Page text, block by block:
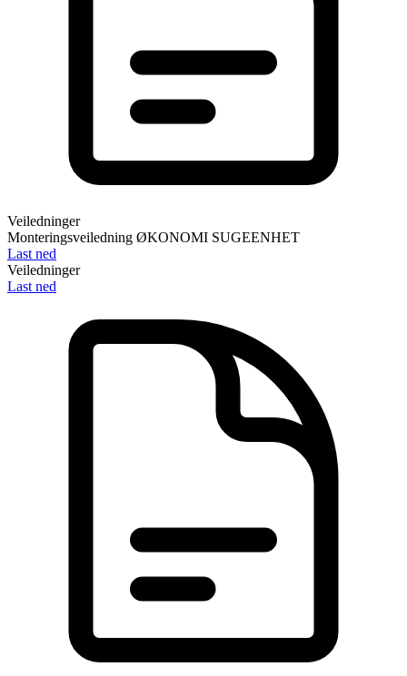
Veiledninger
Monteringsveiledning ØKONOMI SUGEENHET
Last ned
Veiledninger
Last ned